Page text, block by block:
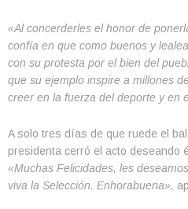
«Al concerderles el honor de
confía en que como buenos y
con su protesta por el bien del
que su ejemplo inspire a millones
creer en la fuerza del deporte y en
A solo tres días de que ruede el
presidenta cerró el acto deseando
«Muchas Felicidades, les
viva la Selección. Enhorabuena»,